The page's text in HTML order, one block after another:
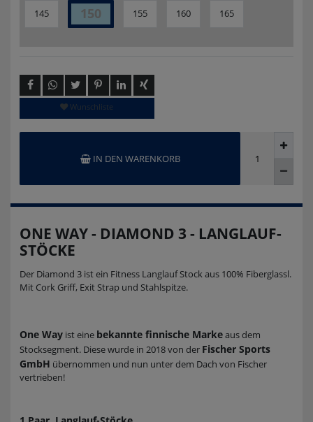
145 150 155 160 165
Wunschliste
IN DEN WARENKORB
ONE WAY - DIAMOND 3 - LANGLAUF-
STÖCKE
Der Diamond 3 ist ein Fitness Langlauf Stock aus 100% Fiberglassl.
Mit Cork Griff, Exit Strap und Stahlspitze.
One Way ist eine bekannte finnische Markeaus dem
Stocksegment. Diese wurde in 2018 von der Fischer Sports
GmbH übernommen und nun unter dem Dach von Fischer
vertrieben!